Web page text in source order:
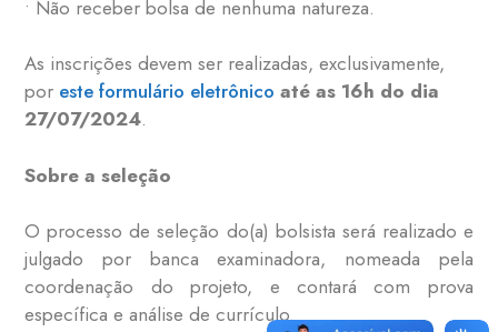
• Não receber bolsa de nenhuma natureza.
As inscrições devem ser realizadas, exclusivamente,
por este formulário eletrônico até as 16h do dia
27/07/2024.
Sobre a seleção
O processo de seleção do(a) bolsista será realizado e
julgado por banca examinadora, nomeada pela
coordenação do projeto, e contará com prova
específica e análise de currículo.